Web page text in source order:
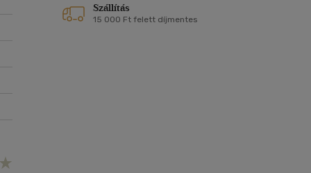
Szállítás
15 000 Ft felett díjmentes